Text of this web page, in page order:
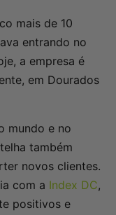
mais de 10
entrando no
a empresa é
em Dourados
mundo e no
também
novos clientes.
com a Index DC,
positivos e